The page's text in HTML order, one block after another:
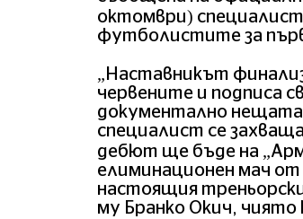
октомври)
футболистите за
„Наставникът
червените и подписа
документално
специалист се
дебют ще бъде на
елиминационен мач
настоящия
му Бранко Окич, чиято